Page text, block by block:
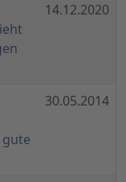
14.12.2020
30.05.2014